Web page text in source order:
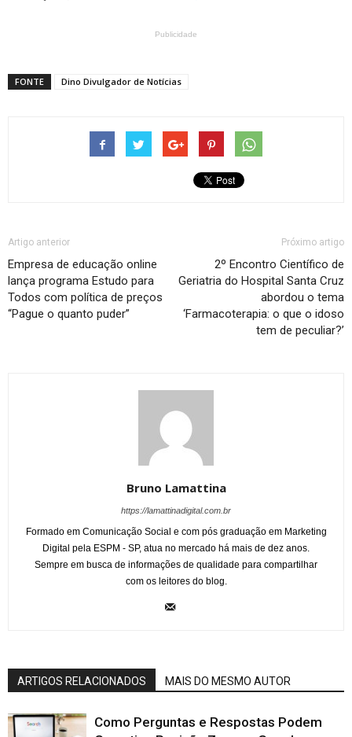
Publicidade
FONTE Dino Divulgador de Notícias
Artigo anterior
Empresa de educação online
lança programa Estudo para
Todos com política de preços
“Pague o quanto puder”
Próximo artigo
2º Encontro Científico de
Geriatria do Hospital Santa Cruz
abordou o tema
‘Farmacoterapia: o que o idoso
tem de peculiar?’
Bruno Lamattina
https://lamattinadigital.com.br
Formado em Comunicação Social e com pós graduação em Marketing
Digital pela ESPM - SP, atua no mercado há mais de dez anos.
Sempre em busca de informações de qualidade para compartilhar
com os leitores do blog.
ARTIGOS RELACIONADOS MAIS DO MESMO AUTOR
Como Perguntas e Respostas Podem